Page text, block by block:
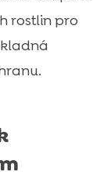
rostlin pro